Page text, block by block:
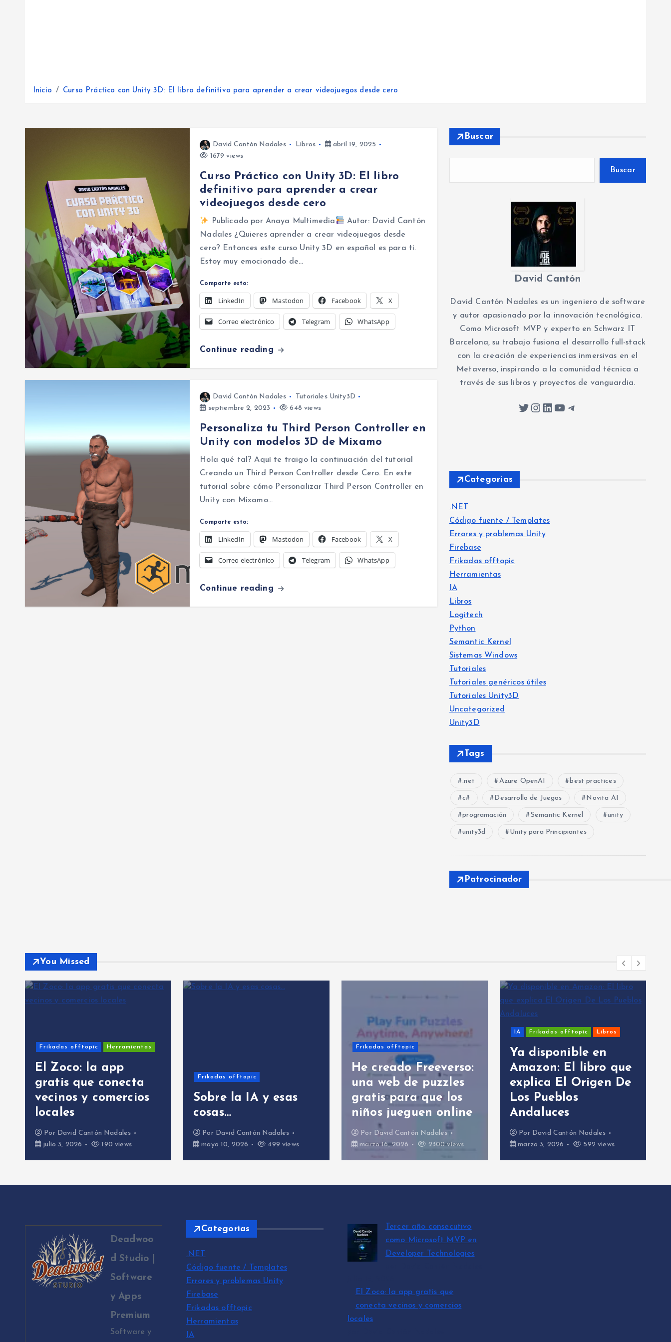
Inicio Curso Práctico con Unity 3D: El libro definitivo para aprender a crear videojuegos desde cero
David Cantón Nadales Libros
abril 19, 2025
1679 views
Curso Práctico con Unity 3D: El libro
definitivo para aprender a crear
videojuegos desde cero
Publicado por Anaya Multimedia
Autor: David Cantón
Nadales ¿Quieres aprender a crear videojuegos desde
cero? Entonces este curso Unity 3D en español es para ti.
Estoy muy emocionado de…
Comparte esto:
LinkedIn Mastodon Facebook X
Correo electrónico Telegram WhatsApp
Continue reading
David Cantón Nadales
Tutoriales Unity3D
septiembre 2, 2023
648 views
Personaliza tu Third Person Controller en
Unity con modelos 3D de Mixamo
Hola qué tal? Aquí te traigo la continuación del tutorial
Creando un Third Person Controller desde Cero. En este
tutorial sobre cómo Personalizar Third Person Controller en
Unity con Mixamo…
Comparte esto:
LinkedIn Mastodon Facebook X
Correo electrónico Telegram WhatsApp
Continue reading
Buscar
Buscar
David Cantón
David Cantón Nadales es un ingeniero de software
y autor apasionado por la innovación tecnológica.
Como Microsoft MVP y experto en Schwarz IT
Barcelona, su trabajo fusiona el desarrollo full-stack
con la creación de experiencias inmersivas en el
Metaverso, inspirando a la comunidad técnica a
través de sus libros y proyectos de vanguardia.
Twitter Instagram LinkedIn YouTube Telegram
Categorias
.NET
Código fuente / Templates
Errores y problemas Unity
Firebase
Frikadas offtopic
Herramientas
IA
Libros
Logitech
Python
Semantic Kernel
Sistemas Windows
Tutoriales
Tutoriales genéricos útiles
Tutoriales Unity3D
Uncategorized
Unity3D
Tags
.net Azure OpenAI best practices
c# Desarrollo de Juegos Novita AI
programación Semantic Kernel unity
unity3d Unity para Principiantes
Patrocinador
You Missed
Frikadas offtopic Herramientas
El Zoco: la app
gratis que conecta
vecinos y comercios
locales
Por David Cantón Nadales
julio 3, 2026
190 views
Frikadas offtopic
Sobre la IA y esas
cosas…
Por David Cantón Nadales
mayo 10, 2026
499 views
Frikadas offtopic
He creado Freeverso:
una web de puzzles
gratis para que los
niños jueguen online
Por David Cantón Nadales
marzo 16, 2026
2300 views
IA Frikadas offtopic Libros
Ya disponible en
Amazon: El libro que
explica El Origen De
Los Pueblos
Andaluces
Por David Cantón Nadales
marzo 3, 2026
592 views
Deadwoo
d Studio |
Software
y Apps
Premium
Software y
Categorias
.NET
Código fuente / Templates
Errores y problemas Unity
Firebase
Frikadas offtopic
Herramientas
IA
Tercer año consecutivo
como Microsoft MVP en
Developer Technologies
El Zoco: la app gratis que
conecta vecinos y comercios
locales